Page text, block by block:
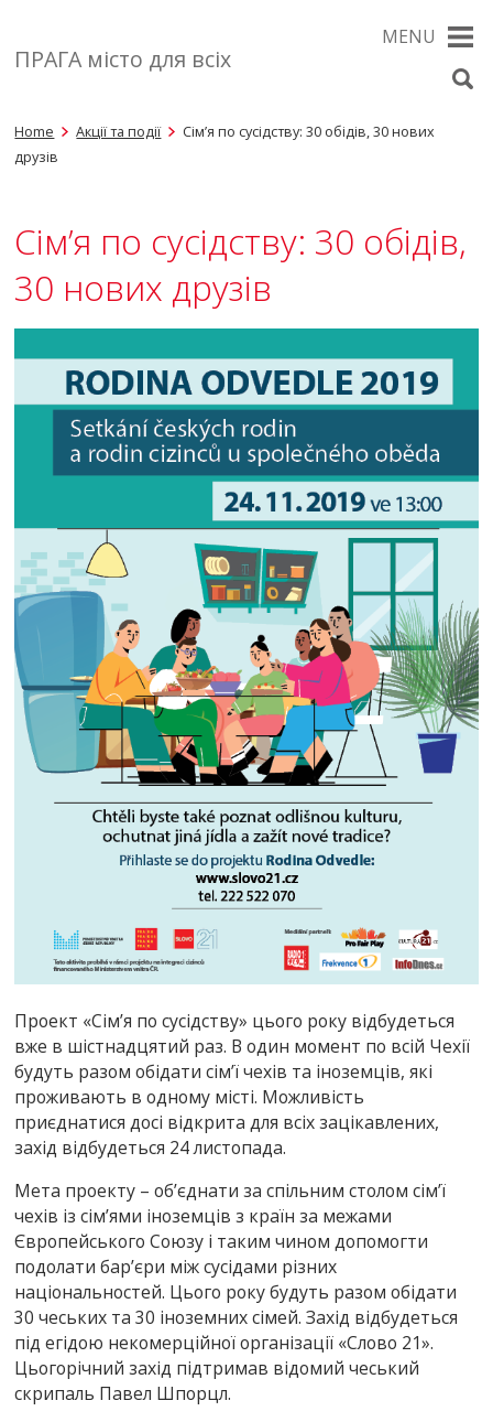
ПРАГА місто для всіх
MENU
Home Акції та події
Сім’я по сусідству: 30 обідів, 30 нових
друзів
Сім’я по сусідству: 30 обідів,
30 нових друзів
Проект «Сім’я по сусідству» цього року відбудеться
вже в шістнадцятий раз. В один момент по всій Чехії
будуть разом обідати сім’ї чехів та іноземців, які
проживають в одному місті. Можливість
приєднатися досі відкрита для всіх зацікавлених,
захід відбудеться 24 листопада.
Мета проекту – об’єднати за спільним столом сім’ї
чехів із сім’ями іноземців з країн за межами
Європейського Союзу і таким чином допомогти
подолати бар’єри між сусідами різних
національностей. Цього року будуть разом обідати
30 чеських та 30 іноземних сімей. Захід відбудеться
під егідою некомерційної організації «Слово 21».
Цьогорічний захід підтримав відомий чеський
скрипаль Павел Шпорцл.